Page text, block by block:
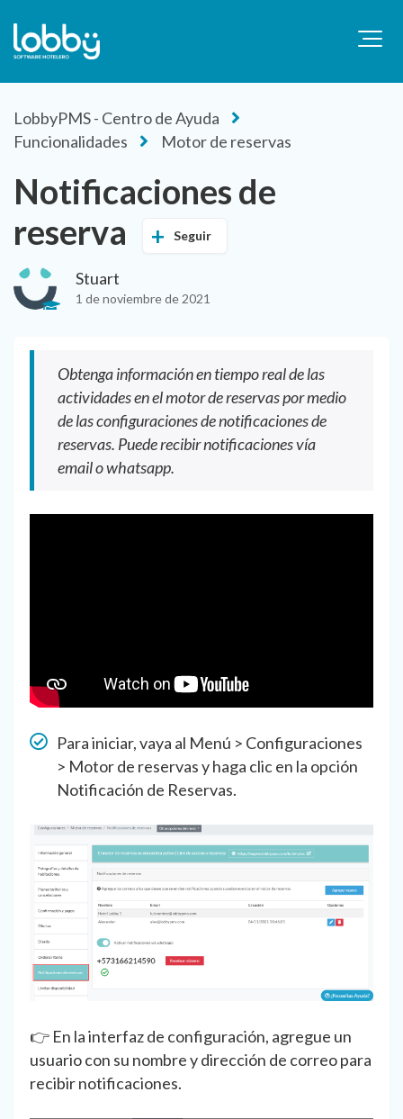
LobbyPMS - Centro de Ayuda
Funcionalidades
Motor de reservas
Notificaciones de
reserva
Seguir
Stuart
1 de noviembre de 2021
Obtenga información en tiempo real de las
actividades en el motor de reservas por medio
de las configuraciones de notificaciones de
reservas. Puede recibir notificaciones vía
email o whatsapp.
Para iniciar, vaya al Menú > Configuraciones
> Motor de reservas y haga clic en la opción
Notificación de Reservas.
👉 En la interfaz de configuración, agregue un
usuario con su nombre y dirección de correo para
recibir notificaciones.